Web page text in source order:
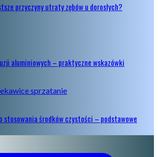
przyczyny utraty zębów u dorosłych?
aluminiowych – praktyczne wskazówki
stosowania środków czystości – podstawowe